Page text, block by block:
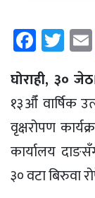
घोराही, ३०
१३औँ वार्षिक
वृक्षरोपण
कार्यालय
३० वटा बिरुवा